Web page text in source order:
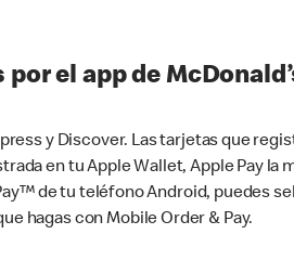
el app de
y Discover. Las tarjetas que
en tu Apple Wallet, Apple Pay
de tu teléfono Android, puedes
hagas con Mobile Order & Pay.